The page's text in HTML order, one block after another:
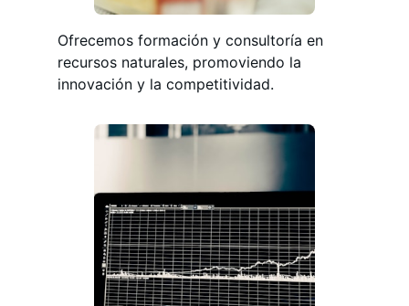
Ofrecemos formación y consultoría en
recursos naturales, promoviendo la
innovación y la competitividad.